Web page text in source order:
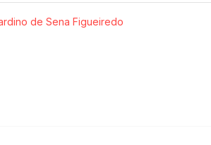
de Sena Figueiredo